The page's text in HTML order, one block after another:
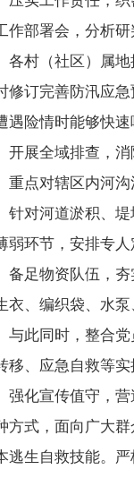
作部署会，分析
各村（社区）属
修订完善防汛应
遇险情时能够快速
开展全域排查，
重点对辖区内河
针对河道淤积、
弱环节，安排专
备足物资队伍，
衣、编织袋、水
与此同时，整合
移、应急自救等
强化宣传值守，
方式，面向广大
逃生自救技能。